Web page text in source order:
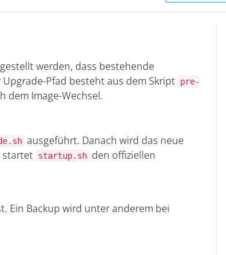
werden, dass bestehende
Pfad besteht aus dem Skript
pre-
dem Image-Wechsel.
ausgeführt. Danach wird das neue
startet startup.sh den offiziellen
Ein Backup wird unter anderem bei